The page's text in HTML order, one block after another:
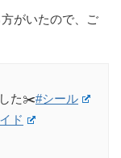
がいたので、ご
した✂️#シール
ド